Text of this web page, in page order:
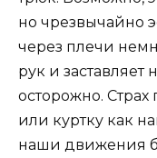
но чрезвычайно
через плечи
рук и заставляет
осторожно. Страх
или куртку как
наши движения